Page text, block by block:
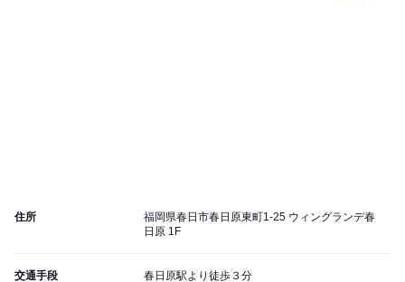
住所
福岡県春日市春日原東町1-25 ウィングランデ春
日原 1F
交通手段 春日原駅より徒歩３分